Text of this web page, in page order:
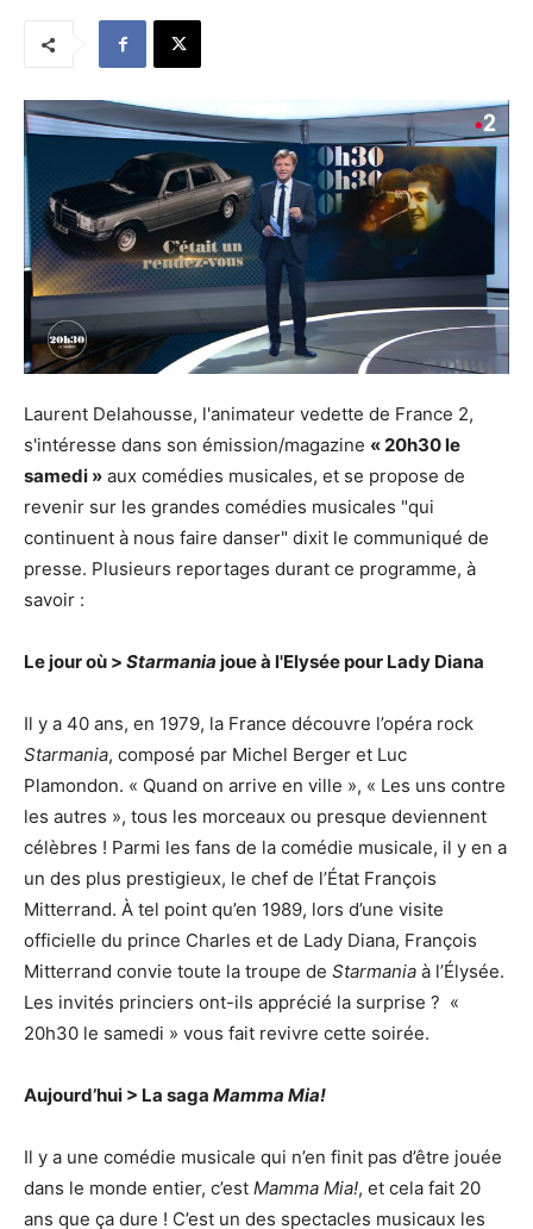
Laurent Delahousse, l'animateur vedette de France 2,
s'intéresse dans son émission/magazine « 20h30 le
samedi » aux comédies musicales, et se propose de
revenir sur les grandes comédies musicales "qui
continuent à nous faire danser" dixit le communiqué de
presse. Plusieurs reportages durant ce programme, à
savoir :
Le jour où > Starmania joue à l'Elysée pour Lady Diana
Il y a 40 ans, en 1979, la France découvre l’opéra rock
Starmania, composé par Michel Berger et Luc
Plamondon. « Quand on arrive en ville », « Les uns contre
les autres », tous les morceaux ou presque deviennent
célèbres ! Parmi les fans de la comédie musicale, il y en a
un des plus prestigieux, le chef de l’État François
Mitterrand. À tel point qu’en 1989, lors d’une visite
officielle du prince Charles et de Lady Diana, François
Mitterrand convie toute la troupe de Starmania à l’Élysée.
Les invités princiers ont-ils apprécié la surprise ? «
20h30 le samedi » vous fait revivre cette soirée.
Aujourd’hui > La saga Mamma Mia!
Il y a une comédie musicale qui n’en finit pas d’être jouée
dans le monde entier, c’est Mamma Mia!, et cela fait 20
ans que ça dure ! C’est un des spectacles musicaux les